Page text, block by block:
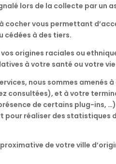
lors de la collecte par un
vous permettant
cédées à des tiers.
origines raciales ou
à votre santé ou votre vie
nous sommes amenés
consultées), et à votre
de certains plug-ins,
réaliser des statistiques
de votre ville